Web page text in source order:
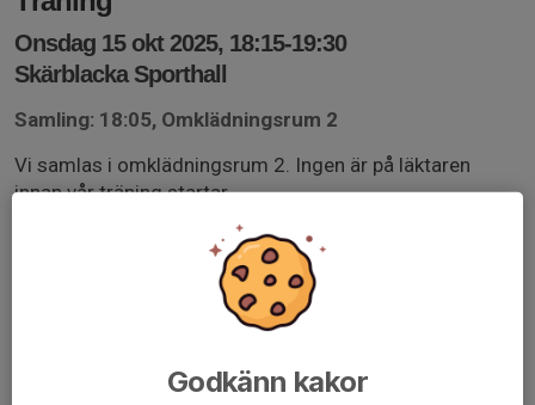
Onsdag 15 okt 2025, 18:15-19:30
Skärblacka Sporthall
Samling: 18:05, Omklädningsrum 2
Vi samlas i omklädningsrum 2. Ingen är på läktaren
innan vår träning startar.
Godkänn kakor